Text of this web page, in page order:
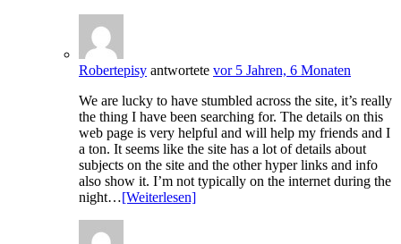
Robertepisy antwortete vor 5 Jahren, 6 Monaten
We are lucky to have stumbled across the site, it’s really
the thing I have been searching for. The details on this
web page is very helpful and will help my friends and I
a ton. It seems like the site has a lot of details about
subjects on the site and the other hyper links and info
also show it. I’m not typically on the internet during the
night…[Weiterlesen]